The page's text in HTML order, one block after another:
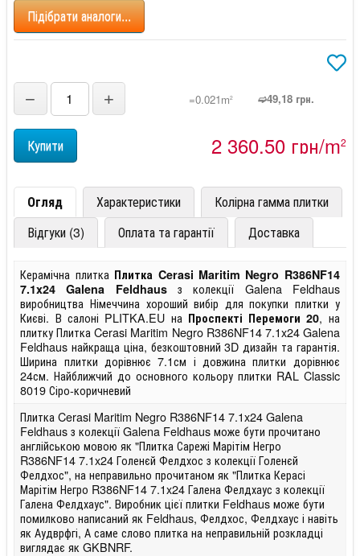
Підібрати аналоги...
− + =0.021m2 ➫49,18 грн.
2 360,50 грн/m2
Огляд Характеристики
Колірна гамма плитки
Відгуки (3)
Оплата та гарантії Доставка
Керамічна плитка Плитка Cerasi Maritim Negro R386NF14
7.1x24 Galena Feldhausз колекції Galena Feldhaus
виробництва Німеччина хороший вибір для покупки плитки у
Києві. В салоні PLITKA.EU на Проспекті Перемоги 20, на
плитку Плитка Cerasi Maritim Negro R386NF14 7.1x24 Galena
Feldhaus найкраща ціна, безкоштовний 3D дизайн та гарантія.
Ширина плитки дорівнює 7.1см і довжина плитки дорівнює
24см. Найближчий до основного кольору плитки RAL Classic
8019 Сіро-коричневий
Плитка Cerasi Maritim Negro R386NF14 7.1x24 Galena
Feldhaus з колекції Galena Feldhaus може бути прочитано
англійською мовою як "Плитка Сарежі Марітім Негро
R386NF14 7.1x24 Голенєй Фелдхос з колекції Голенєй
Фелдхос", на неправильно прочитаном як "Плитка Керасі
Марітім Негро R386NF14 7.1x24 Галена Фелдхаус з колекції
Галена Фелдхаус". Виробник цієї плитки Feldhaus може бути
помилково написаний як Feldhaus, Фелдхос, Фелдхаус і навіть
як Аудврфгі, А саме слово плитка на неправильній розкладці
виглядає як GKBNRF.